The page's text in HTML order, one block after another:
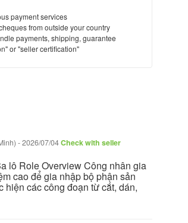
payment services
from outside your country
payments, shipping, guarantee
or "seller certification"
-2026/07/04Check with seller
lô Role Overview Công nhân gia
cao để gia nhập bộ phận sản
hiện các công đoạn từ cắt, dán,